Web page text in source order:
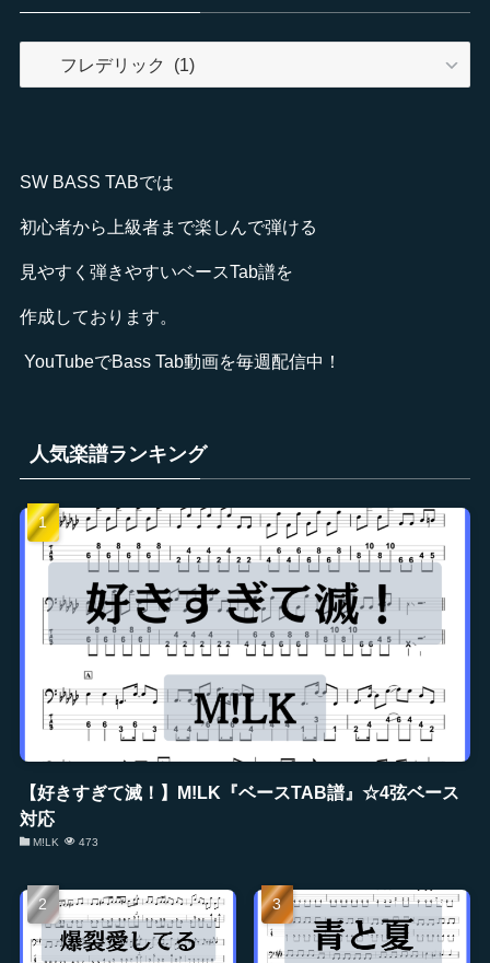
テ
分
類
索
SW BASS TABでは
初心者から上級者まで楽しんで弾ける
見やすく弾きやすいベースTab譜を
作成しております。
YouTubeでBass Tab動画を毎週配信中！
人気楽譜ランキング
【好きすぎて滅！】M!LK『ベースTAB譜』☆4弦ベース
対応
M!LK 473